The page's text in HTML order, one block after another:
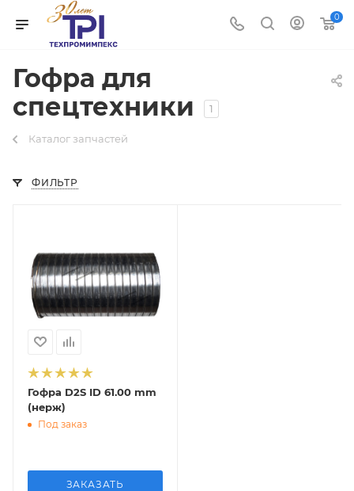
0
Гофра для
спецтехники
1
Каталог запчастей
ФИЛЬТР
Гофра D2S ID 61.00 mm
(нерж)
Под заказ
ЗАКАЗАТЬ